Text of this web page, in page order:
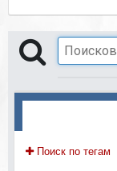
Поиск по тегам